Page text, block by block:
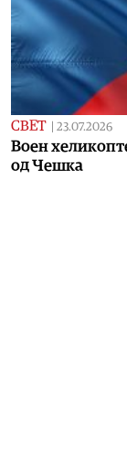
СВЕТ 23.07.2026
Воен
од Чешка